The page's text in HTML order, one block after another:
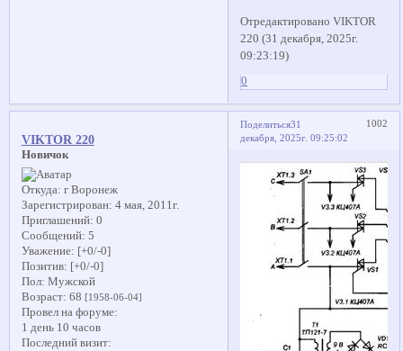
Отредактировано VIKTOR
220 (31 декабря, 2025г.
09:23:19)
0
Поделиться 1002
31
декабря, 2025г. 09:25:02
VIKTOR 220
Новичок
Откуда: г Воронеж
Зарегистрирован: 4 мая, 2011г.
Приглашений: 0
Сообщений: 5
Уважение: [+0/-0]
Позитив: [+0/-0]
Пол: Мужской
Возраст: 68 [1958-06-04]
Провел на форуме:
1 день 10 часов
Последний визит: